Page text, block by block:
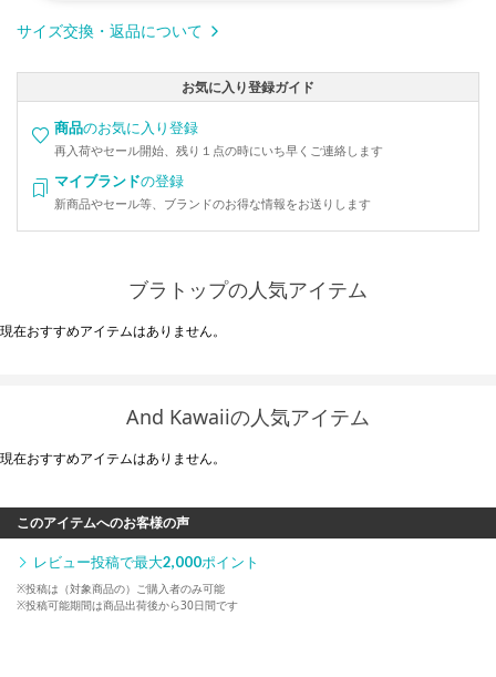
サイズ交換・返品について
お気に入り登録ガイド
商品のお気に入り登録
再入荷やセール開始、残り１点の時にいち早くご連絡します
マイブランドの登録
新商品やセール等、ブランドのお得な情報をお送りします
ブラトップの人気アイテム
現在おすすめアイテムはありません。
And Kawaiiの人気アイテム
現在おすすめアイテムはありません。
このアイテムへのお客様の声
レビュー投稿で最大2,000ポイント
※投稿は（対象商品の）ご購入者のみ可能
※投稿可能期間は商品出荷後から30日間です